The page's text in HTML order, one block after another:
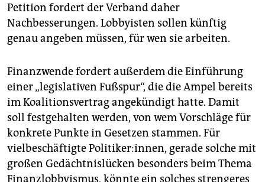
Petition fordert der Verband daher
Nachbesserungen. Lobbyisten sollen künftig
genau angeben müssen, für wen sie arbeiten.
Finanzwende fordert außerdem die Einführung
einer „legislativen Fußspur“, die die Ampel bereits
im Koalitionsvertrag angekündigt hatte. Damit
soll festgehalten werden, von wem Vorschläge für
konkrete Punkte in Gesetzen stammen. Für
vielbeschäftigte Po­li­ti­ker:innen, gerade solche mit
großen Gedächtnislücken besonders beim Thema
Finanzlobbyismus, könnte ein solches strengeres